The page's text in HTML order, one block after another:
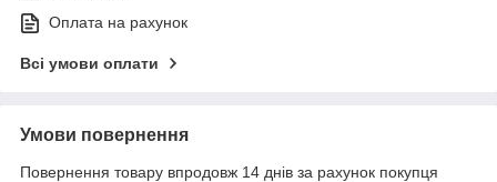
Оплата на рахунок
Всі умови оплати
Умови повернення
Повернення товару впродовж 14 днів за рахунок покупця